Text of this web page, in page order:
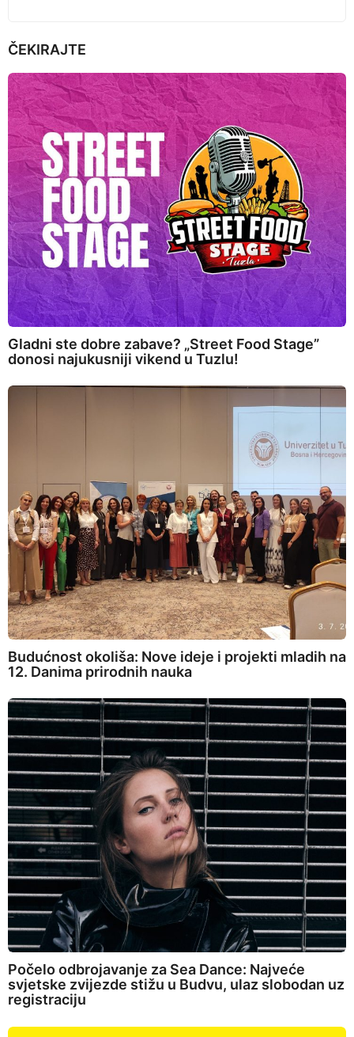
ČEKIRAJTE
Gladni ste dobre zabave? „Street Food Stage”
donosi najukusniji vikend u Tuzlu!
Budućnost okoliša: Nove ideje i projekti mladih na
12. Danima prirodnih nauka
Počelo odbrojavanje za Sea Dance: Najveće
svjetske zvijezde stižu u Budvu, ulaz slobodan uz
registraciju